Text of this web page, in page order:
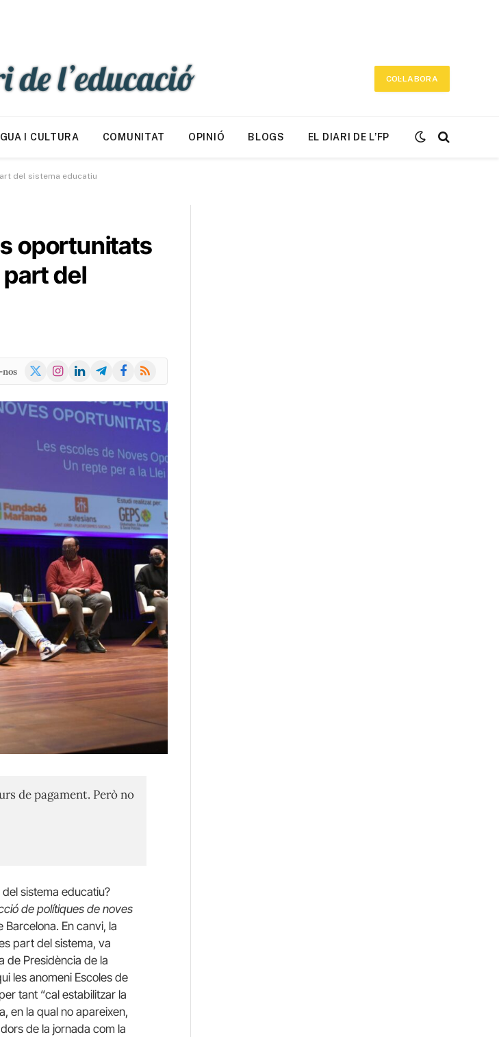
COL·LABORA
I CULTURA COMUNITAT OPINIÓ BLOGS EL DIARI DE L’FP
del sistema educatiu
oportunitats
del
nos
X
Instagram
LinkedInTelegramFacebook
RSS
de pagament. Però no
sistema educatiu?
de polítiques de noves
En canvi, la
part del sistema, va
de Presidència de la
les anomeni Escoles de
tant “cal estabilitzar la
en la qual no apareixen,
de la jornada com la